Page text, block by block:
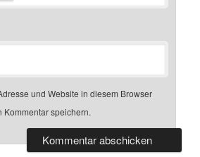
und Website in diesem Browser
Kommentar speichern.